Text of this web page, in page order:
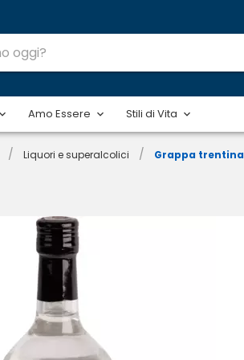
Amo Essere Stili di Vita
/ Liquori e superalcolici / Grappa trentina